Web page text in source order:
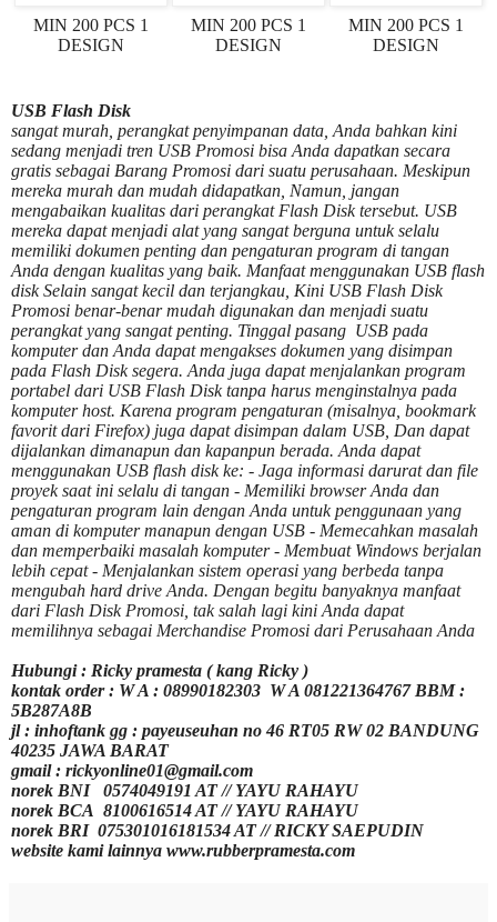
MIN 200 PCS 1
DESIGN
MIN 200 PCS 1
DESIGN
MIN 200 PCS 1
DESIGN
USB Flash Disk
sangat murah, perangkat penyimpanan data, Anda bahkan kini
sedang menjadi tren USB Promosi bisa Anda dapatkan secara
gratis sebagai Barang Promosi dari suatu perusahaan. Meskipun
mereka murah dan mudah didapatkan, Namun, jangan
mengabaikan kualitas dari perangkat Flash Disk tersebut. USB
mereka dapat menjadi alat yang sangat berguna untuk selalu
memiliki dokumen penting dan pengaturan program di tangan
Anda dengan kualitas yang baik. Manfaat menggunakan USB flash
disk Selain sangat kecil dan terjangkau, Kini USB Flash Disk
Promosi benar-benar mudah digunakan dan menjadi suatu
perangkat yang sangat penting. Tinggal pasang USB pada
komputer dan Anda dapat mengakses dokumen yang disimpan
pada Flash Disk segera. Anda juga dapat menjalankan program
portabel dari USB Flash Disk tanpa harus menginstalnya pada
komputer host. Karena program pengaturan (misalnya, bookmark
favorit dari Firefox) juga dapat disimpan dalam USB, Dan dapat
dijalankan dimanapun dan kapanpun berada. Anda dapat
menggunakan USB flash disk ke: - Jaga informasi darurat dan file
proyek saat ini selalu di tangan - Memiliki browser Anda dan
pengaturan program lain dengan Anda untuk penggunaan yang
aman di komputer manapun dengan USB - Memecahkan masalah
dan memperbaiki masalah komputer - Membuat Windows berjalan
lebih cepat - Menjalankan sistem operasi yang berbeda tanpa
mengubah hard drive Anda. Dengan begitu banyaknya manfaat
dari Flash Disk Promosi, tak salah lagi kini Anda dapat
memilihnya sebagai Merchandise Promosi dari Perusahaan Anda
Hubungi : Ricky pramesta ( kang Ricky )
kontak order : W A : 08990182303 W A 081221364767 BBM :
5B287A8B
jl : inhoftank gg : payeuseuhan no 46 RT05 RW 02 BANDUNG
40235 JAWA BARAT
gmail : rickyonline01@gmail.com
norek BNI 0574049191 AT // YAYU RAHAYU
norek BCA 8100616514 AT // YAYU RAHAYU
norek BRI 075301016181534 AT // RICKY SAEPUDIN
website kami lainnya www.rubberpramesta.com